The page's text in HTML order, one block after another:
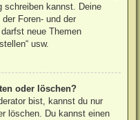
schreiben kannst. Deine
Foren- und der
neue Themen
usw.
oder löschen?
bist, kannst du nur
löschen. Du kannst einen